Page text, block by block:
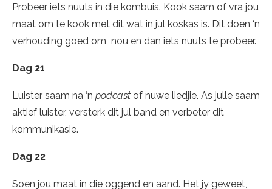
Probeer iets nuuts in die kombuis. Kook saam of vra jou
maat om te kook met dit wat in jul koskas is. Dit doen ‘n
verhouding goed om nou en dan iets nuuts te probeer.
Dag 21
Luister saam na ‘n podcast of nuwe liedjie. As julle saam
aktief luister, versterk dit jul band en verbeter dit
kommunikasie.
Dag 22
Soen jou maat in die oggend en aand. Het jy geweet,